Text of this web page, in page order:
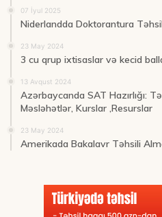
07 İyul 2025
Niderlandda Doktorantura
23 May 2024
3 cu qrup ixtisaslar və kecid
13 Avqust 2024
Azərbaycanda SAT Hazırlığı:
Məsləhətlər, Kurslar ,Resurslar
23 May 2024
Amerikada Bakalavr Təhsili